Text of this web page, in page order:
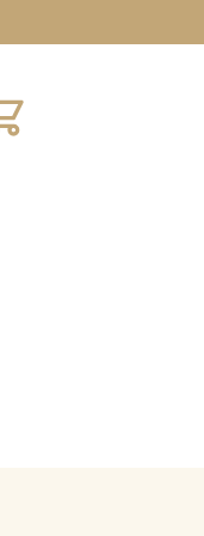
Cart